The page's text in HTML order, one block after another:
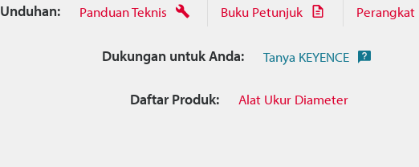
Unduhan: Panduan Teknis Buku Petunjuk Perangkat
Dukungan untuk Anda: Tanya KEYENCE
Daftar Produk: Alat Ukur Diameter